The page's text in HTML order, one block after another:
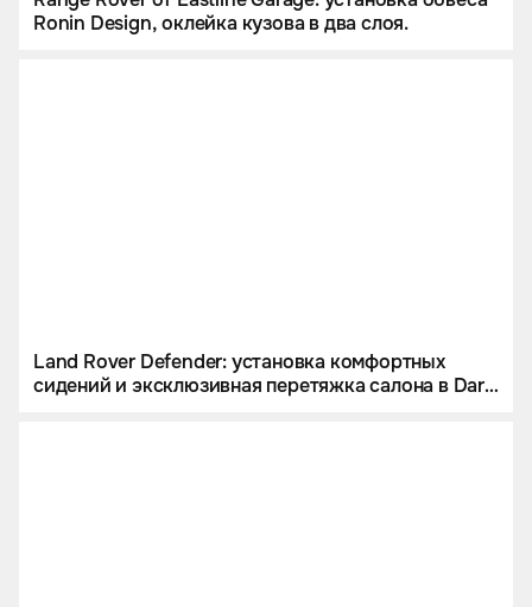
Ronin Design, оклейка кузова в два слоя.
Land Rover Defender: установка комфортных
сидений и эксклюзивная перетяжка салона в Dark